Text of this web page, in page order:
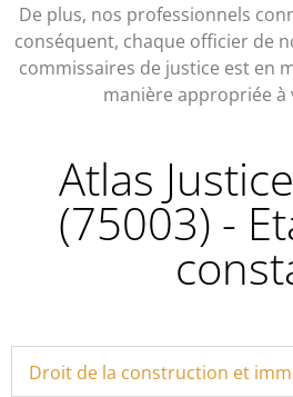
De plus, nos professionnels
conséquent, chaque officier de
commissaires de justice est en
manière appropriée à
Atlas
(75003) -
Droit de la construction et